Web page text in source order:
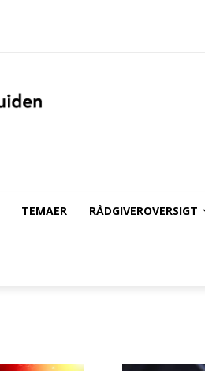
TEMAER RÅDGIVEROVERSIGT